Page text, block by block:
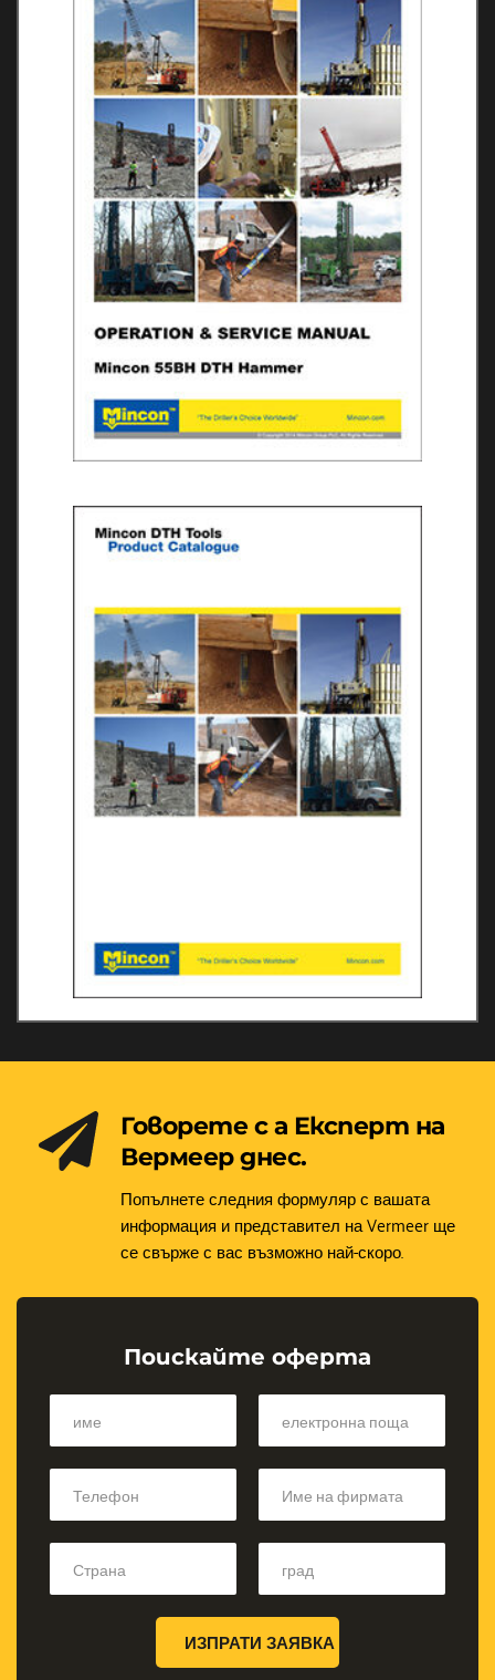
Говорете с а Експерт на
Вермеер днес.
Попълнете следния формуляр с вашата
информация и представител на Vermeer ще
се свърже с вас възможно най-скоро.
Поискайте оферта
ИЗПРАТИ ЗАЯВКА